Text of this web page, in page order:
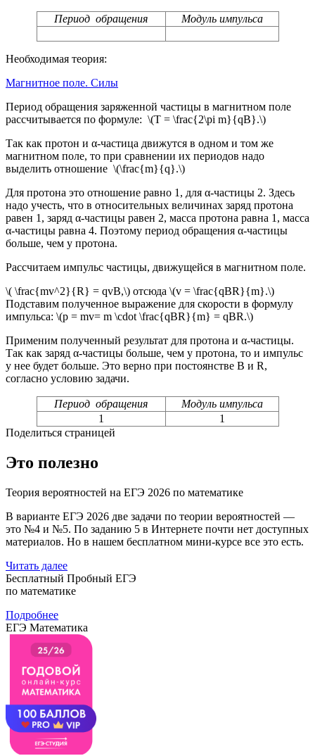
Период обращения Модуль импульса
Необходимая теория:
Магнитное поле. Силы
Период обращения заряженной частицы в магнитном поле
рассчитывается по формуле: \(T = \frac{2\pi m}{qB}.\)
Так как протон и α-частица движутся в одном и том же
магнитном поле, то при сравнении их периодов надо
выделить отношение \(\frac{m}{q}.\)
Для протона это отношение равно 1, для α-частицы 2. Здесь
надо учесть, что в относительных величинах заряд протона
равен 1, заряд α-частицы равен 2, масса протона равна 1, масса
α-частицы равна 4. Поэтому период обращения α-частицы
больше, чем у протона.
Рассчитаем импульс частицы, движущейся в магнитном поле.
\( \frac{mv^2}{R} = qvB,\) отсюда \(v = \frac{qBR}{m}.\)
Подставим полученное выражение для скорости в формулу
импульса: \(p = mv= m \cdot \frac{qBR}{m} = qBR.\)
Применим полученный результат для протона и α-частицы.
Так как заряд α-частицы больше, чем у протона, то и импульс
у нее будет больше. Это верно при постоянстве В и R,
согласно условию задачи.
Период обращения
Модуль импульса
1
1
Поделиться страницей
Это полезно
Теория вероятностей на ЕГЭ 2026 по математике
В варианте ЕГЭ 2026 две задачи по теории вероятностей —
это №4 и №5. По заданию 5 в Интернете почти нет доступных
материалов. Но в нашем бесплатном мини-курсе все это есть.
Читать далее
Бесплатный Пробный ЕГЭ
по математике
Подробнее
ЕГЭ Математика